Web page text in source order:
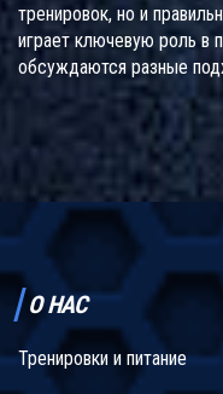
тренировок, но и
играет ключевую роль в
обсуждаются разные
достижения
основные принципы
О НАС
Тренировки и питание